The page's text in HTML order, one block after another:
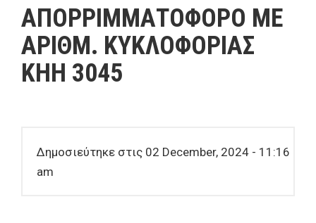
ΑΠΟΡΡΙΜΜΑΤΟΦΟΡΟ ΜΕ
ΑΡΙΘΜ. ΚΥΚΛΟΦΟΡΙΑΣ
ΚΗΗ 3045
Δημοσιεύτηκε στις 02 December, 2024 - 11:16
am